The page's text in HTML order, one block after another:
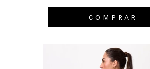
C O M P R A R